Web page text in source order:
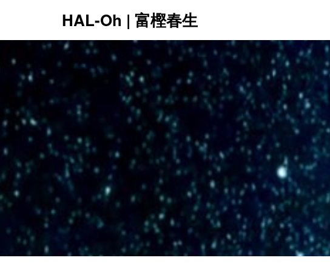
HAL-Oh | 富樫春生
12:00 AM
1:00 AM
2:00 AM
3:00 AM
4:00 AM